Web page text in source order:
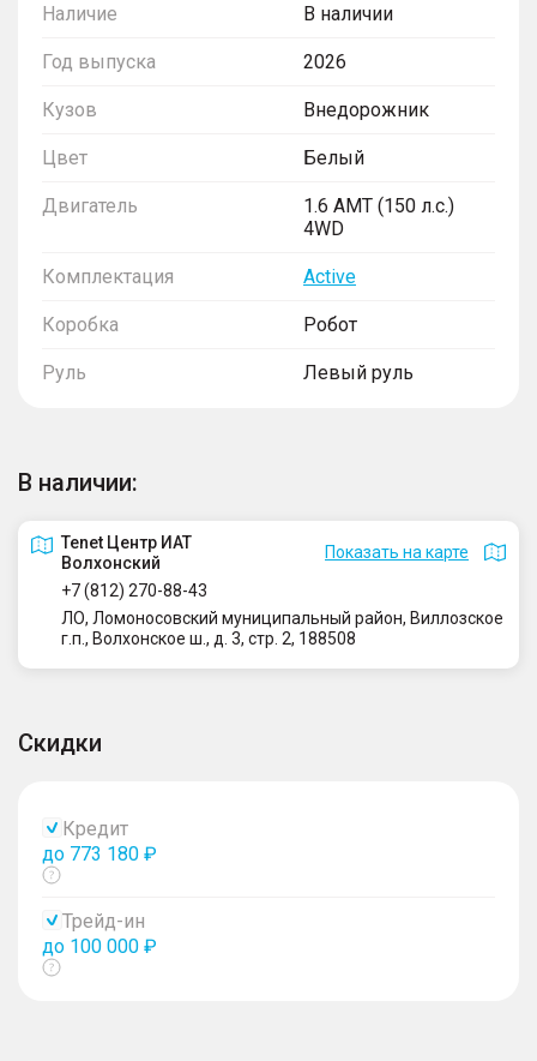
Наличие В наличии
Год выпуска 2026
Кузов Внедорожник
Цвет Белый
Двигатель
1.6 AMT (150 л.с.)
4WD
Комплектация Active
Коробка Робот
Руль Левый руль
В наличии:
Tenet Центр ИАТ
Волхонский
Показать на карте
+7 (812) 270-88-43
ЛО, Ломоносовский муниципальный район, Виллозское
г.п., Волхонское ш., д. 3, стр. 2, 188508
Скидки
Кредит
до 773 180 ₽
Показать
Трейд-ин
до 100 000 ₽
Показать